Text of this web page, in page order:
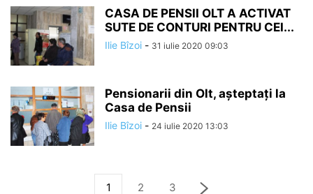
CASA DE PENSII OLT A ACTIVAT
SUTE DE CONTURI PENTRU CEI...
Ilie Bîzoi - 31 iulie 2020 09:03
Pensionarii din Olt, aşteptaţi la
Casa de Pensii
Ilie Bîzoi - 24 iulie 2020 13:03
1 2 3